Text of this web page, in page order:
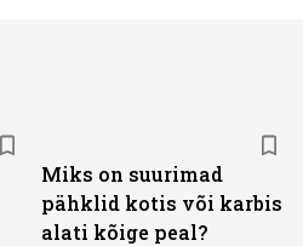
Miks on suurimad
pähklid kotis või karbis
alati kõige peal?